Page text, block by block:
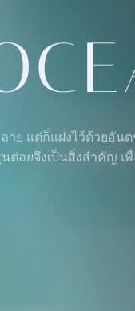
ย แต่ก็แฝงไว้ด้วยอั
ต่อยจึงเป็นสิ่งสำคัญ